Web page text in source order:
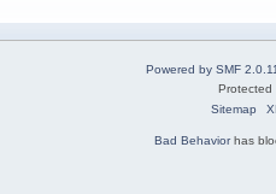
Powered by SMF
Sitemap
Bad Behaviorhas